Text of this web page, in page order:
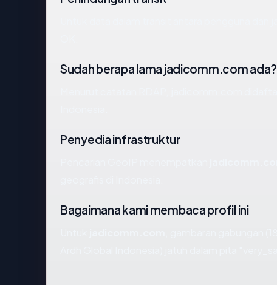
Sudah berapa lama jadicomm.com ada?
Penyedia infrastruktur
Bagaimana kami membaca profil ini